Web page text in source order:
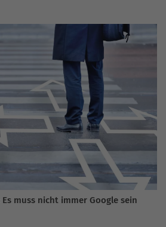
muss nicht immer Google sein